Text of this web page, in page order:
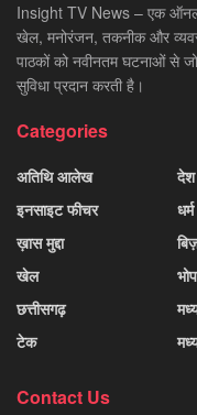
Insight TV News – एक
खेल, मनोरंजन, तकनीक और
पाठकों को नवीनतम घटनाओं से
सुविधा प्रदान करती है।
Categories
अतिथि आलेख
इनसाइट फीचर
ख़ास मुद्दा
खेल
छत्तीसगढ़
टेक
देश
Contact Us